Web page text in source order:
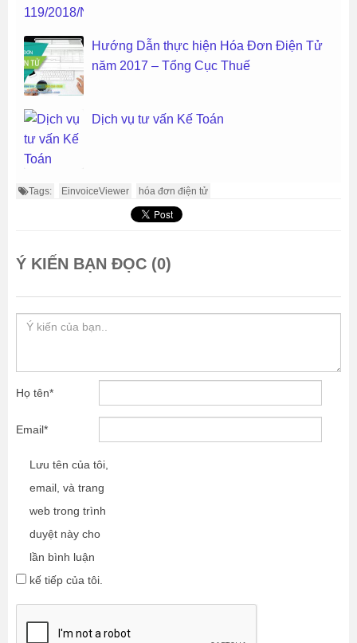
Hướng Dẫn thực hiện Hóa Đơn Điện Tử
năm 2017 – Tổng Cục Thuế
Dịch vụ tư vấn Kế Toán
Tags: EinvoiceViewer hóa đơn điện tử
Ý KIẾN BẠN ĐỌC (0)
Họ tên*
Email*
Lưu tên của tôi,
email, và trang
web trong trình
duyệt này cho
lần bình luận
kế tiếp của tôi.